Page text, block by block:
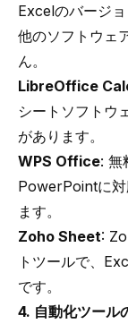
Excelのバージ
他のソフトウェ
ん。
LibreOffice
シートソフトウ
があります。
WPS Office: 無
PowerPointに対
ます。
Zoho Sheet:
トツールで、
です。
4. 自動化ツール